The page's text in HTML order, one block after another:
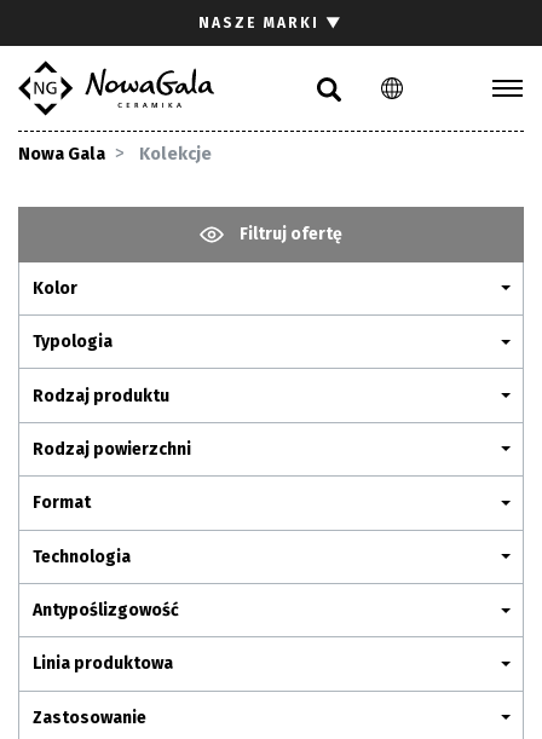
PL EN
NASZE MARKI ▼
Nowa Gala Kolekcje
Filtruj ofertę
Kolor
Typologia
Rodzaj produktu
Rodzaj powierzchni
Format
Technologia
Antypoślizgowość
Linia produktowa
Zastosowanie
Gdzie kupić
Pliki do pobrania
Pytania i odpowiedzi
Kariera
Kontakt
Komunikacja z akcjonariuszami